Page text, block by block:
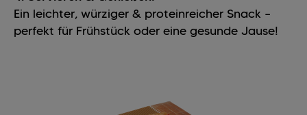
Ein leichter, würziger & proteinreicher Snack –
perfekt für Frühstück oder eine gesunde Jause!